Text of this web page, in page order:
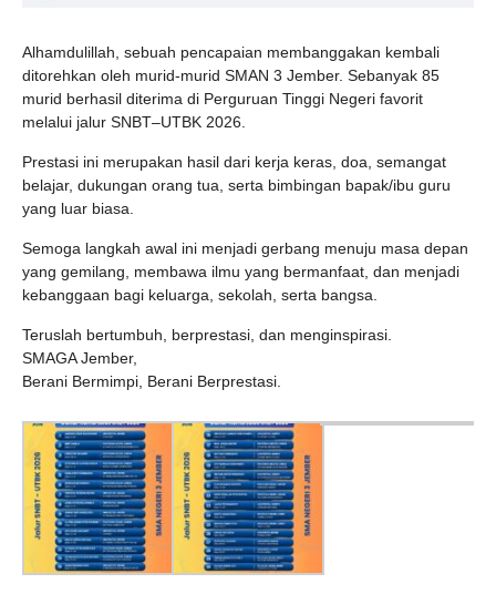
Alhamdulillah, sebuah pencapaian membanggakan kembali
ditorehkan oleh murid-murid SMAN 3 Jember. Sebanyak 85
murid berhasil diterima di Perguruan Tinggi Negeri favorit
melalui jalur SNBT–UTBK 2026.
Prestasi ini merupakan hasil dari kerja keras, doa, semangat
belajar, dukungan orang tua, serta bimbingan bapak/ibu guru
yang luar biasa.
Semoga langkah awal ini menjadi gerbang menuju masa depan
yang gemilang, membawa ilmu yang bermanfaat, dan menjadi
kebanggaan bagi keluarga, sekolah, serta bangsa.
Teruslah bertumbuh, berprestasi, dan menginspirasi.
SMAGA Jember,
Berani Bermimpi, Berani Berprestasi.